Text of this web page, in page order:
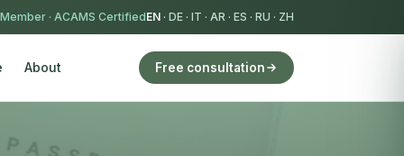
· ACAMS CertifiedEN · DE · IT · AR · ES · RU · ZH
About Free consultation